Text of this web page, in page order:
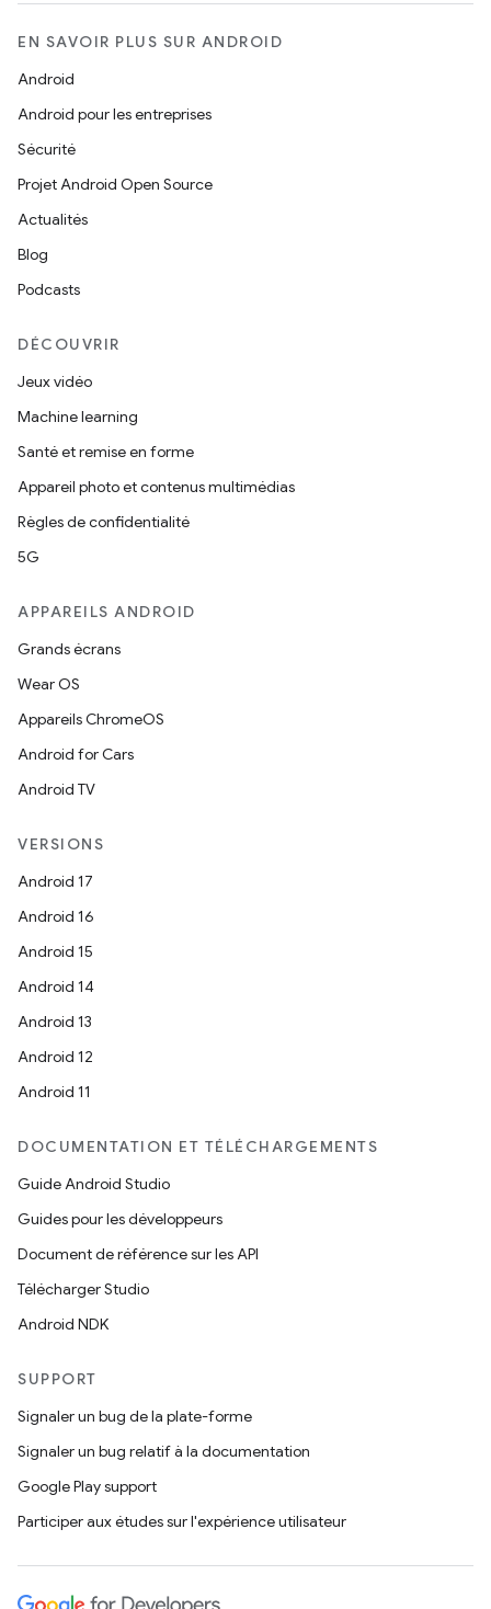
EN SAVOIR PLUS SUR ANDROID
Android
Android pour les entreprises
Sécurité
Projet Android Open Source
Actualités
Blog
Podcasts
DÉCOUVRIR
Jeux vidéo
Machine learning
Santé et remise en forme
Appareil photo et contenus multimédias
Règles de confidentialité
5G
APPAREILS ANDROID
Grands écrans
Wear OS
Appareils ChromeOS
Android for Cars
Android TV
VERSIONS
Android 17
Android 16
Android 15
Android 14
Android 13
Android 12
Android 11
DOCUMENTATION ET TÉLÉCHARGEMENTS
Guide Android Studio
Guides pour les développeurs
Document de référence sur les API
Télécharger Studio
Android NDK
SUPPORT
Signaler un bug de la plate-forme
Signaler un bug relatif à la documentation
Google Play support
Participer aux études sur l'expérience utilisateur